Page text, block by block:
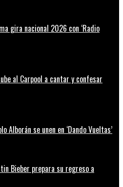
gira nacional 2026 con ‘Radio
al Carpool a cantar y confesar
Alborán se unen en ‘Dando Vueltas’
Bieber prepara su regreso a